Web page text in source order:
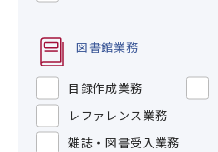
図書館業務
目録作成業務
レファレンス業務
雑誌・図書受入業務